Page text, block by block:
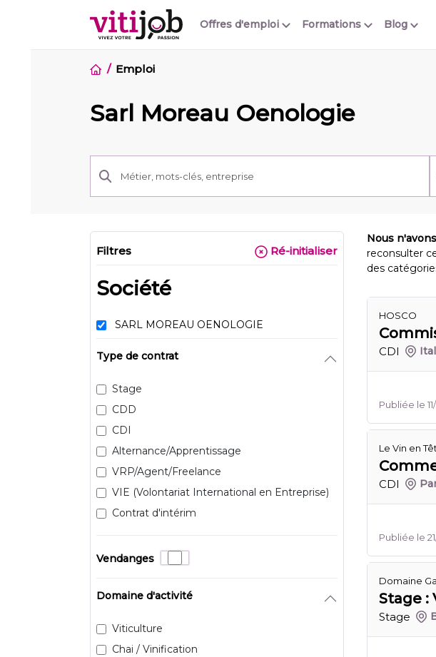
Offres d'emploi Blog
Formations
Emploi
Sarl Moreau Oenologie
Filtres Ré-initialiser
Société
SARL MOREAU OENOLOGIE
Type de contrat
Stage
CDD
CDI
Alternance/Apprentissage
VRP/Agent/Freelance
VIE (Volontariat International en Entreprise)
Contrat d'intérim
Vendanges
Domaine d'activité
Viticulture
Chai / Vinification
Nous
reconsulter
des
HOSCO
CDI
Publiée le
Le Vin en
CDI
Publiée le
Domaine
Stage :
Stage